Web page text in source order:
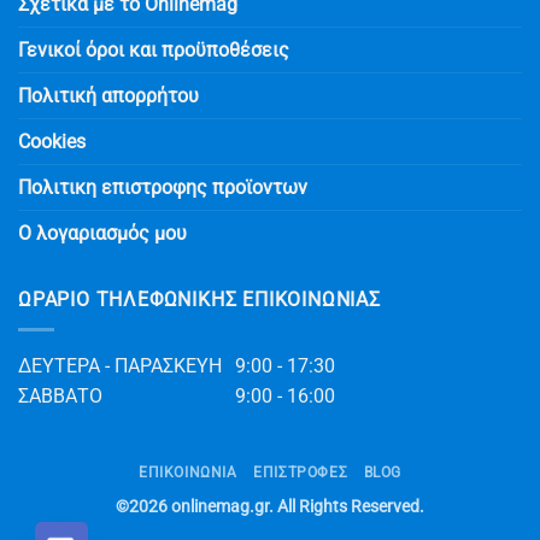
Σχετικά με το Onlinemag
Γενικοί όροι και προϋποθέσεις
Πολιτική απορρήτου
Cookies
Πολιτικη επιστροφης προϊοντων
Ο λογαριασμός μου
ΩΡΆΡΙΟ ΤΗΛΕΦΩΝΙΚΉΣ ΕΠΙΚΟΙΝΩΝΊΑΣ
ΔΕΥΤΕΡΑ - ΠΑΡΑΣΚΕΥΗ
9:00 - 17:30
ΣΑΒΒΑΤΟ
9:00 - 16:00
ΕΠΙΚΟΙΝΩΝΊΑ ΕΠΙΣΤΡΟΦΕΣ BLOG
©2026onlinemag.gr. All Rights Reserved.